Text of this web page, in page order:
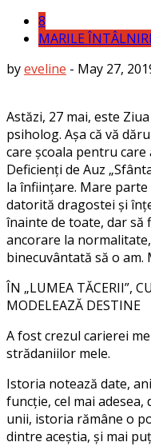
8
MARILE ÎNTÂLNIRI
byeveline - May 27,
Astăzi, 27 mai, este
psiholog. Așa că vă
care școala pentru care
Deficienți de Auz
la înființare. Mare parte
datorită dragostei și
înainte de toate, dar să
ancorare la
binecuvântată să o am.
ÎN „LUMEA TĂCERII”,
MODELEAZĂ DESTINE
A fost crezul carierei
strădaniilor mele.
Istoria notează date,
funcție, cel mai
unii, istoria rămâne o
dintre aceștia, și mai